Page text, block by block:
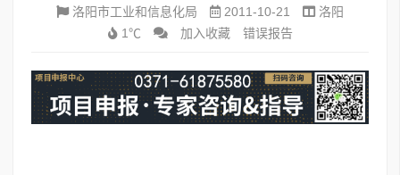
洛阳市工业和信息化局 2011-10-21
洛阳
1℃
加入收藏 错误报告